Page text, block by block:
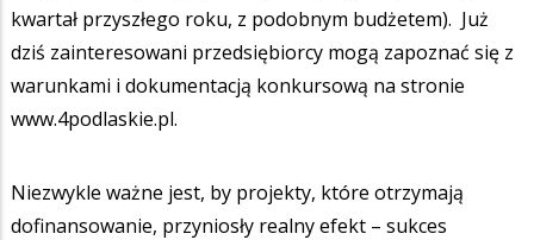
kwartał przyszłego roku, z podobnym budżetem). Już
dziś zainteresowani przedsiębiorcy mogą zapoznać się z
warunkami i dokumentacją konkursową na stronie
www.4podlaskie.pl.
Niezwykle ważne jest, by projekty, które otrzymają
dofinansowanie, przyniosły realny efekt – sukces